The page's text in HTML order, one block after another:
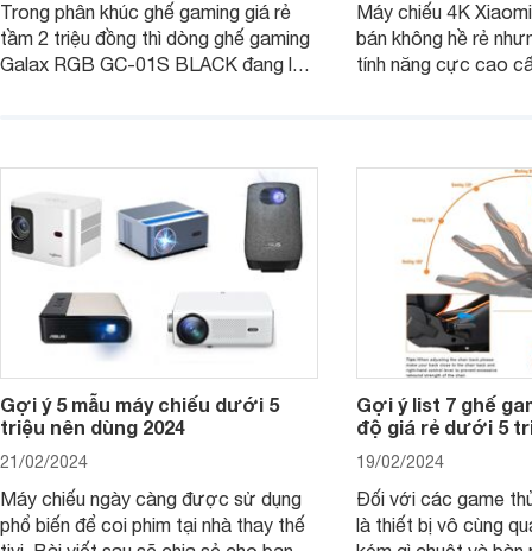
Trong phân khúc ghế gaming giá rẻ
tầm 2 triệu đồng thì dòng ghế gaming
Galax RGB GC-01S BLACK đang là
Máy chiếu 4K
bán không hề rẻ
tính năng cực cao
Gợi ý 5 mẫu máy chiếu dưới 5
triệu nên dùng 2024
21/02/2024
Máy chiếu ngày càng được sử dụng
phổ biến để coi phim tại nhà thay thế
Gợi ý list 7 ghế
độ giá rẻ dưới 5
19/02/2024
Đối với các game
là thiết bị vô cùng